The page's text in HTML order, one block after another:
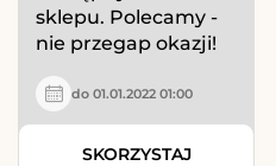
sklepu. Polecamy -
nie przegap okazji!
do 01.01.2022 01:00
SKORZYSTAJ